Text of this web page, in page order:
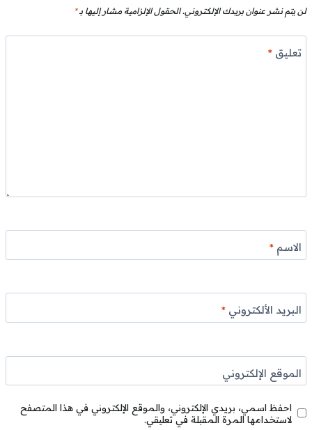
لن يتم نشر عنوان بريدك الإلكتروني. الحقول الإلزامية مشار إليها بـ*
تعليق*
الاسم*
البريد الألكتروني*
الموقع الإلكتروني
احفظ اسمي، بريدي الإلكتروني، والموقع الإلكتروني في هذا المتصفح
لاستخدامها المرة المقبلة في تعليقي.